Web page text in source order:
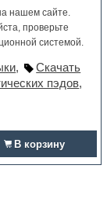
нашем сайте.
проверьте
системой.
,
Скачать
пэдов,
В корзину